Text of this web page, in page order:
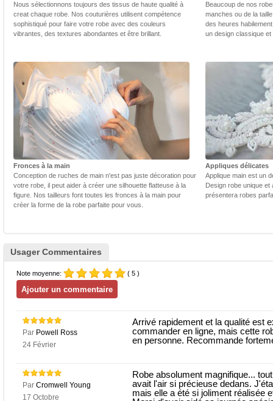
Nous sélectionnons toujours des tissus de haute qualité à
creat chaque robe. Nos couturières utilisent compétence
sophistiqué pour faire votre robe avec des couleurs
vibrantes, des textures abondantes et être brillant.
Beaucoup de nos
manches ou de la
des heures
un design classique
Fronces à la main
Conception de ruches de main n'est pas juste décoration pour
votre robe, il peut aider à créer une silhouette flatteuse à la
figure. Nos tailleurs font toutes les fronces à la main pour
créer la forme de la robe parfaite pour vous.
Appliques délicates
Applique main est un
Design robe unique et
présentera robes
Usager Commentaires
Note moyenne: ( 5 )
Par Powell Ross
24 Février
Arrivé rapidement et la qualité est
commander en ligne, mais cette
en personne. Recommande
Par Cromwell Young
17 Octobre
Robe absolument magnifique...
avait l'air si précieuse dedans.
mais elle a été si joliment réalisée